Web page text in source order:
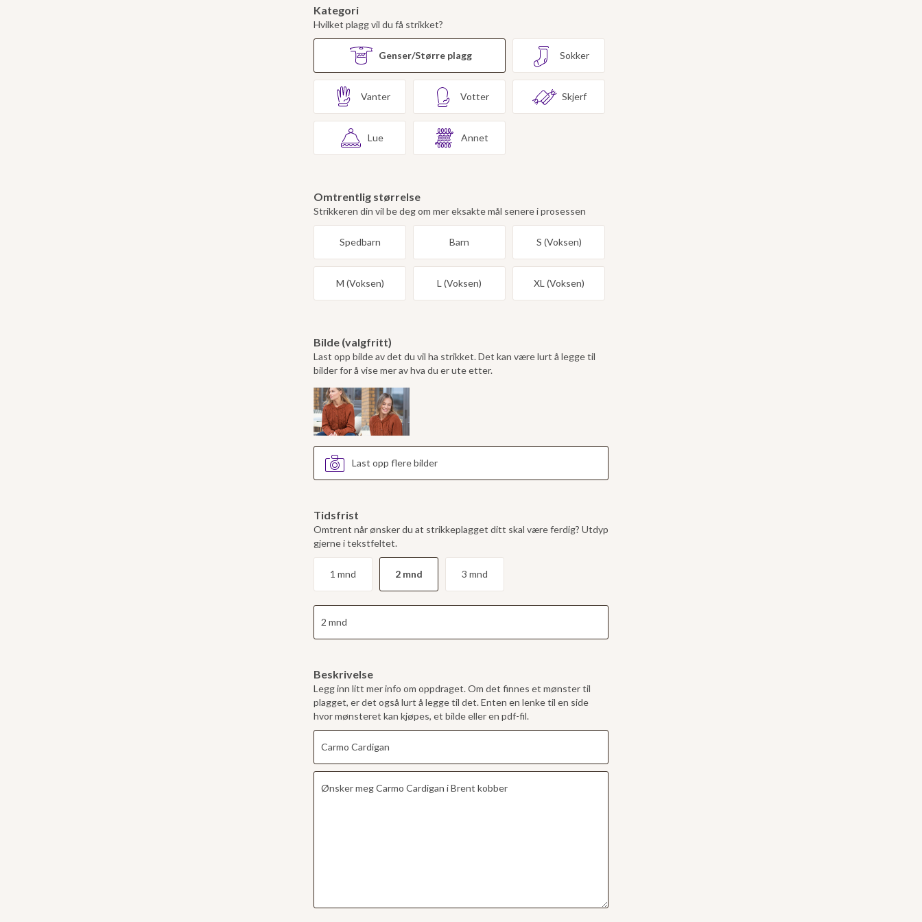
Kategori
Hvilket plagg vil du få strikket?
Genser/Større plagg Sokker
Vanter Votter Skjerf
Lue Annet
Omtrentlig størrelse
Strikkeren din vil be deg om mer eksakte mål senere i prosessen
Spedbarn Barn S (Voksen)
M (Voksen) L (Voksen) XL (Voksen)
Bilde (valgfritt)
Last opp bilde av det du vil ha strikket. Det kan være lurt å legge til
bilder for å vise mer av hva du er ute etter.
Last opp flere bilder
Tidsfrist
Omtrent når ønsker du at strikkeplagget ditt skal være ferdig? Utdyp
gjerne i tekstfeltet.
1 mnd 2 mnd 3 mnd
Beskrivelse
Legg inn litt mer info om oppdraget. Om det finnes et mønster til
plagget, er det også lurt å legge til det. Enten en lenke til en side
hvor mønsteret kan kjøpes, et bilde eller en pdf-fil.